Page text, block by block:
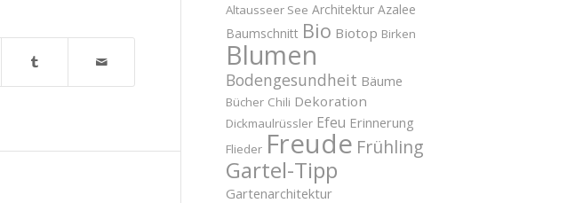
Altausseer See Architektur Azalee
Baumschnitt Bio Biotop Birken
Blumen
Bodengesundheit Bäume
Bücher Chili Dekoration
Dickmaulrüssler Efeu Erinnerung
Flieder Freude Frühling
Gartel-Tipp
Gartenarchitektur